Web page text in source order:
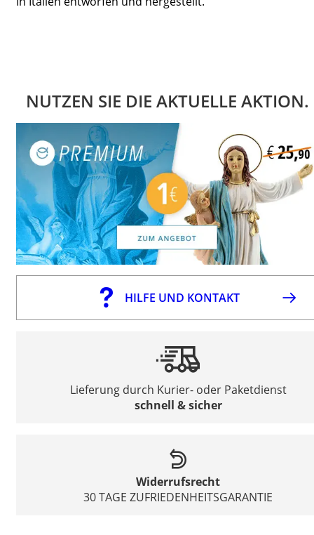
NUTZEN SIE DIE AKTUELLE AKTION.
HILFE UND KONTAKT
Lieferung durch Kurier- oder Paketdienst
schnell & sicher
Widerrufsrecht
30 TAGE ZUFRIEDENHEITSGARANTIE